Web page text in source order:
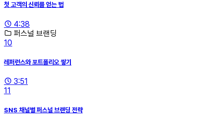
첫 고객의 신뢰를 얻는 법
4:38
퍼스널 브랜딩
10
레퍼런스와 포트폴리오 쌓기
3:51
11
SNS 채널별 퍼스널 브랜딩 전략